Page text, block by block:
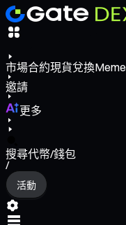
市場合約現貨兌換Meme
邀請
更多
搜尋代幣/錢包
/
活動